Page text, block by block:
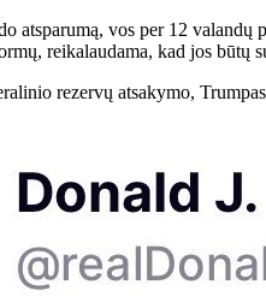
atsparumą, vos per 12
reikalaudama, kad jos būtų
rezervų atsakymo,